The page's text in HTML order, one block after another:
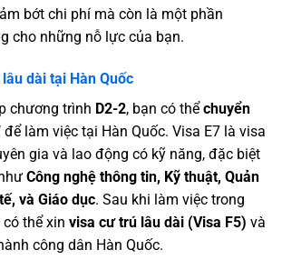
bớt chi phí mà còn là một phần
cho những nỗ lực của bạn.
dài tại Hàn Quốc
chương trình D2-2, bạn có thểchuyển
để làm việc tại Hàn Quốc. Visa E7 là visa
gia và lao động có kỹ năng, đặc biệt
Công nghệ thông tin, Kỹ thuật, Quản
và Giáo dục. Sau khi làm việc trong
thể xin visa cư trú lâu dài (Visa F5) và
công dân Hàn Quốc.